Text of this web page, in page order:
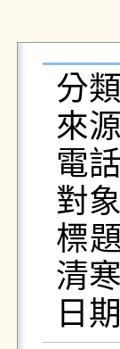
分
來
電
對
標
清